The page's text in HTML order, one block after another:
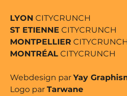
LYON CITYCRUNCH
ST ETIENNE CITYCRUNCH
MONTPELLIER
MONTRÉAL CITYCRUNCH
Webdesign par Yay
Logo par Tarwane